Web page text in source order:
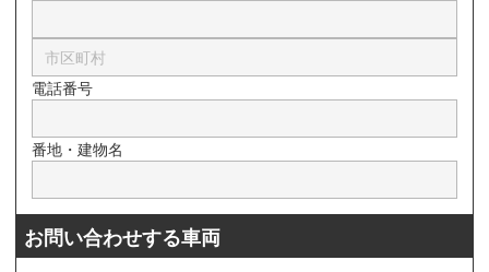
電話番号
番地・建物名
お問い合わせする車両